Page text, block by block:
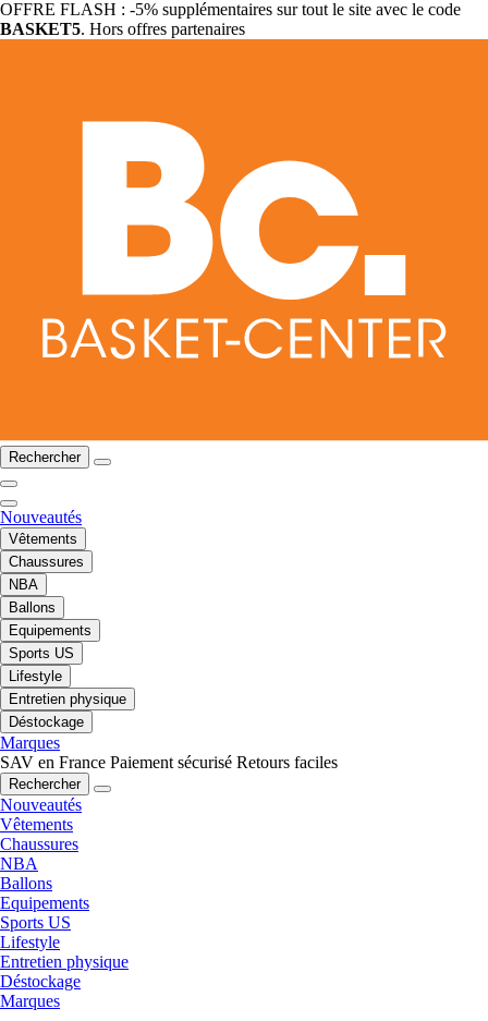
OFFRE FLASH : -5% supplémentaires sur tout le site avec le code
BASKET5. Hors offres partenaires
Rechercher
Nouveautés
Vêtements
Chaussures
NBA
Ballons
Equipements
Sports US
Lifestyle
Entretien physique
Déstockage
Marques
SAV en France Paiement sécurisé Retours faciles
Rechercher
Nouveautés
Vêtements
Chaussures
NBA
Ballons
Equipements
Sports US
Lifestyle
Entretien physique
Déstockage
Marques